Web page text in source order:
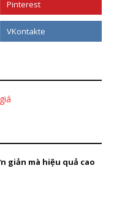
giản mà hiệu quả cao